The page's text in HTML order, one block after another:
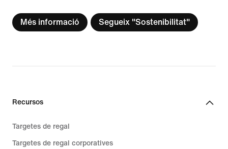
Més informació Segueix "Sostenibilitat"
Recursos
Targetes de regal
Targetes de regal corporatives